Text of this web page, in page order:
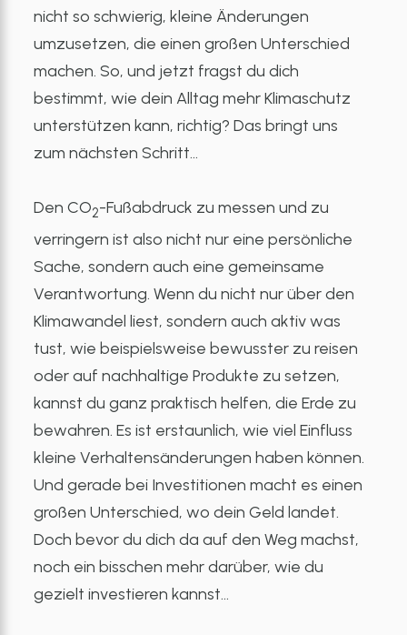
nicht so schwierig, kleine Änderungen
umzusetzen, die einen großen Unterschied
machen. So, und jetzt fragst du dich
bestimmt, wie dein Alltag mehr Klimaschutz
unterstützen kann, richtig? Das bringt uns
zum nächsten Schritt…
Den CO2-Fußabdruck zu messen und zu
verringern ist also nicht nur eine persönliche
Sache, sondern auch eine gemeinsame
Verantwortung. Wenn du nicht nur über den
Klimawandel liest, sondern auch aktiv was
tust, wie beispielsweise bewusster zu reisen
oder auf nachhaltige Produkte zu setzen,
kannst du ganz praktisch helfen, die Erde zu
bewahren. Es ist erstaunlich, wie viel Einfluss
kleine Verhaltensänderungen haben können.
Und gerade bei Investitionen macht es einen
großen Unterschied, wo dein Geld landet.
Doch bevor du dich da auf den Weg machst,
noch ein bisschen mehr darüber, wie du
gezielt investieren kannst…